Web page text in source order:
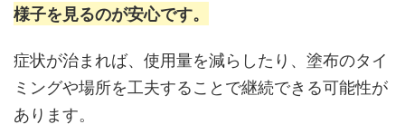
様子を見るのが安心です。
症状が治まれば、使用量を減らしたり、塗布のタイ
ミングや場所を工夫することで継続できる可能性が
あります。